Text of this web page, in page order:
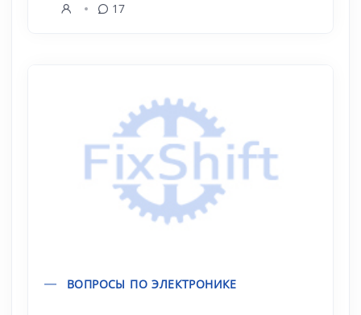
17
ВОПРОСЫ ПО ЭЛЕКТРОНИКЕ